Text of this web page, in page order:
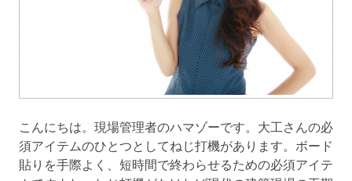
こんにちは。現場管理者のハマゾーです。大工さんの必
須アイテムのひとつとしてねじ打機があります。ボード
貼りを手際よく、短時間で終わらせるための必須アイテ